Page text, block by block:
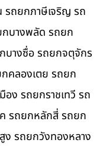
รถยกภาษีเจริญ รถ
บางพลัด รถยก
างซื่อ รถยกจตุจักร
คลองเตย รถยก
ง รถยกราชเทวี รถ
รถยกหลักสี่ รถยก
ง รถยกวังทองหลาง